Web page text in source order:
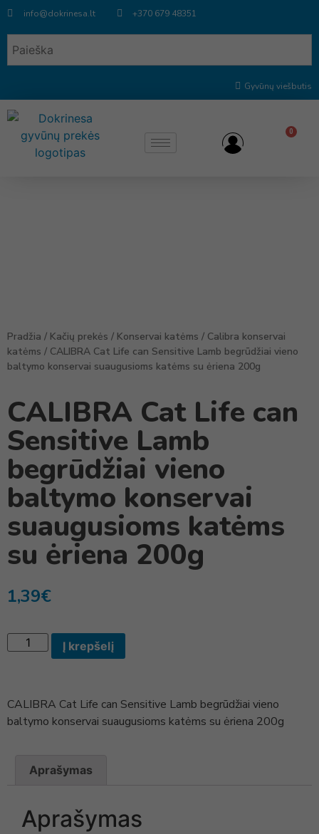
info@dokrinesa.lt +370 679 48351
Gyvūnų viešbutis
0
Pradžia / Kačių prekės / Konservai katėms / Calibra konservai
katėms / CALIBRA Cat Life can Sensitive Lamb begrūdžiai vieno
baltymo konservai suaugusioms katėms su ėriena 200g
CALIBRA Cat Life can
Sensitive Lamb
begrūdžiai vieno
baltymo konservai
suaugusioms katėms
su ėriena 200g
1,39€
Į krepšelį
CALIBRA Cat Life can Sensitive Lamb begrūdžiai vieno
baltymo konservai suaugusioms katėms su ėriena 200g
Aprašymas
Aprašymas